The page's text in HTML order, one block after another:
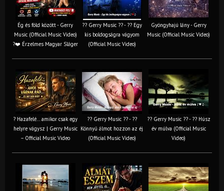
Ég és föld között - Gerry
Music (Official Music Video)
?❤️ Érzelmes Magyar Sláger
?? Gerry Music ?? - ?? Egy
kis boldogságra vágyom
(Official Music Video)
Gyöngyhajú lány - Gerry
Music (Official Music Video)
? Hazafelé… amikor csak egy
helyre vágysz | Gerry Music
– Official Music Video
?? Gerry Music ?? - ??
Könnyű álmot hozzon az éj
(Official Music Video)
?? Gerry Music ?? - ?? Húsz
év múlva (Official Music
Video)